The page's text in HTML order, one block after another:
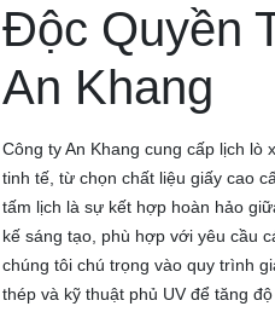
Độc Quyền
An Khang
Công ty An Khang cung cấp lịch lò
tinh tế, từ chọn chất liệu giấy cao
tấm lịch là sự kết hợp hoàn hảo
kế sáng tạo, phù hợp với yêu cầu
chúng tôi chú trọng vào quy trình
thép và kỹ thuật phủ UV để tăng